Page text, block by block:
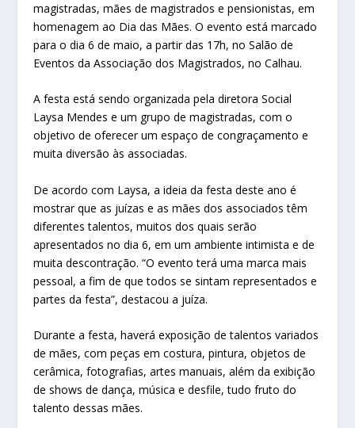
magistradas, mães de magistrados e pensionistas, em
homenagem ao Dia das Mães. O evento está marcado
para o dia 6 de maio, a partir das 17h, no Salão de
Eventos da Associação dos Magistrados, no Calhau.
A festa está sendo organizada pela diretora Social
Laysa Mendes e um grupo de magistradas, com o
objetivo de oferecer um espaço de congraçamento e
muita diversão às associadas.
De acordo com Laysa, a ideia da festa deste ano é
mostrar que as juízas e as mães dos associados têm
diferentes talentos, muitos dos quais serão
apresentados no dia 6, em um ambiente intimista e de
muita descontração. “O evento terá uma marca mais
pessoal, a fim de que todos se sintam representados e
partes da festa”, destacou a juíza.
Durante a festa, haverá exposição de talentos variados
de mães, com peças em costura, pintura, objetos de
cerâmica, fotografias, artes manuais, além da exibição
de shows de dança, música e desfile, tudo fruto do
talento dessas mães.